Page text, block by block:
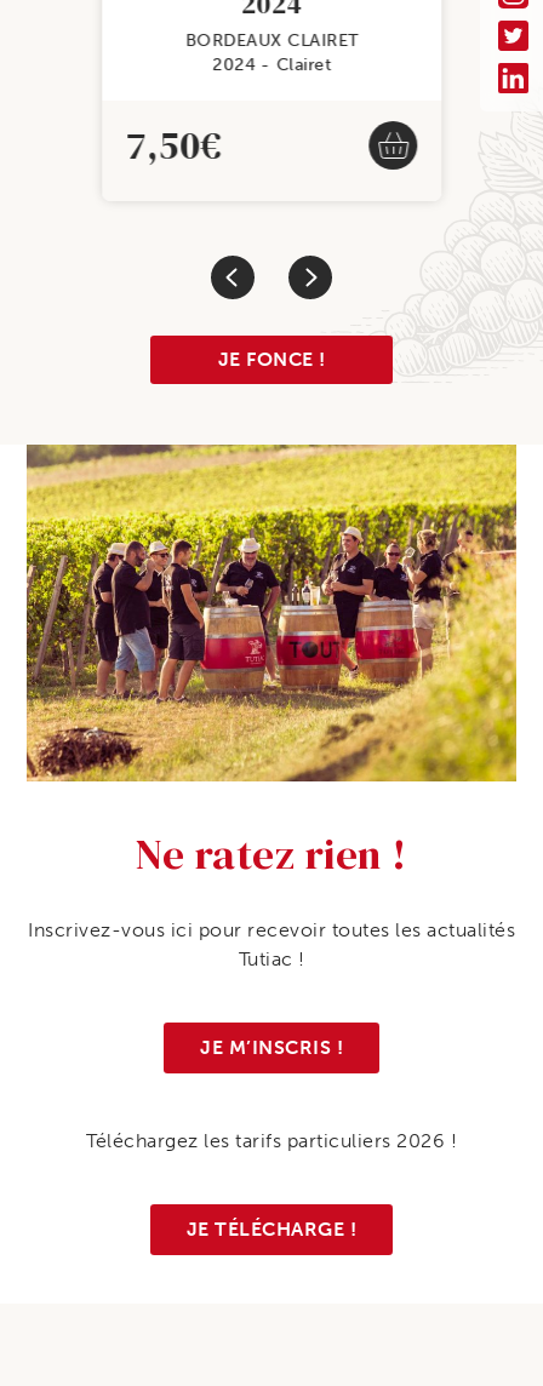
BORDEAUX CLAIRET
2024
Clairet
7,50€
JE FONCE !
Ne ratez rien !
Inscrivez-vous ici pour recevoir toutes les actualités
Tutiac !
JE M’INSCRIS !
Téléchargez les tarifs particuliers 2026 !
JE TÉLÉCHARGE !